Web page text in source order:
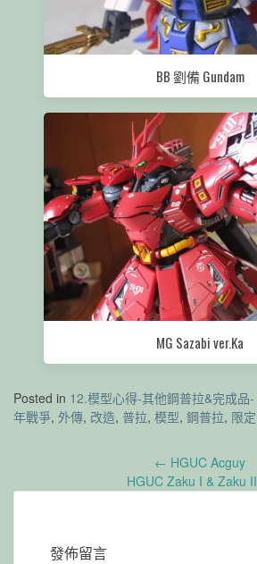
BB 劉備 Gundam
MG Sazabi ver.Ka
Posted in 12.模型心得-其他鋼普拉&完成品-
年戰爭, 外傳, 改造, 普拉, 模型, 鋼普拉, 限定
← HGUC Acguy
HGUC Zaku I & Zaku II
發佈留言